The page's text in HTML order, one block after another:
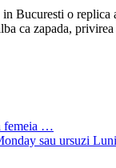
Bucuresti o
ca zapada,
femeia …
sau ursuzi